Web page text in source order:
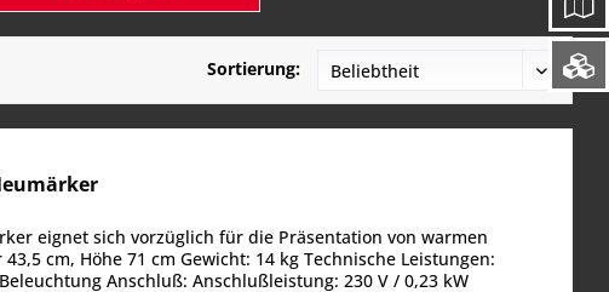
Sortierung:
eignet sich vorzüglich für die Präsentation von warmen
cm, Höhe 71 cm Gewicht: 14 kg Technische Leistungen:
Anschluß: Anschlußleistung: 230 V / 0,23 kW